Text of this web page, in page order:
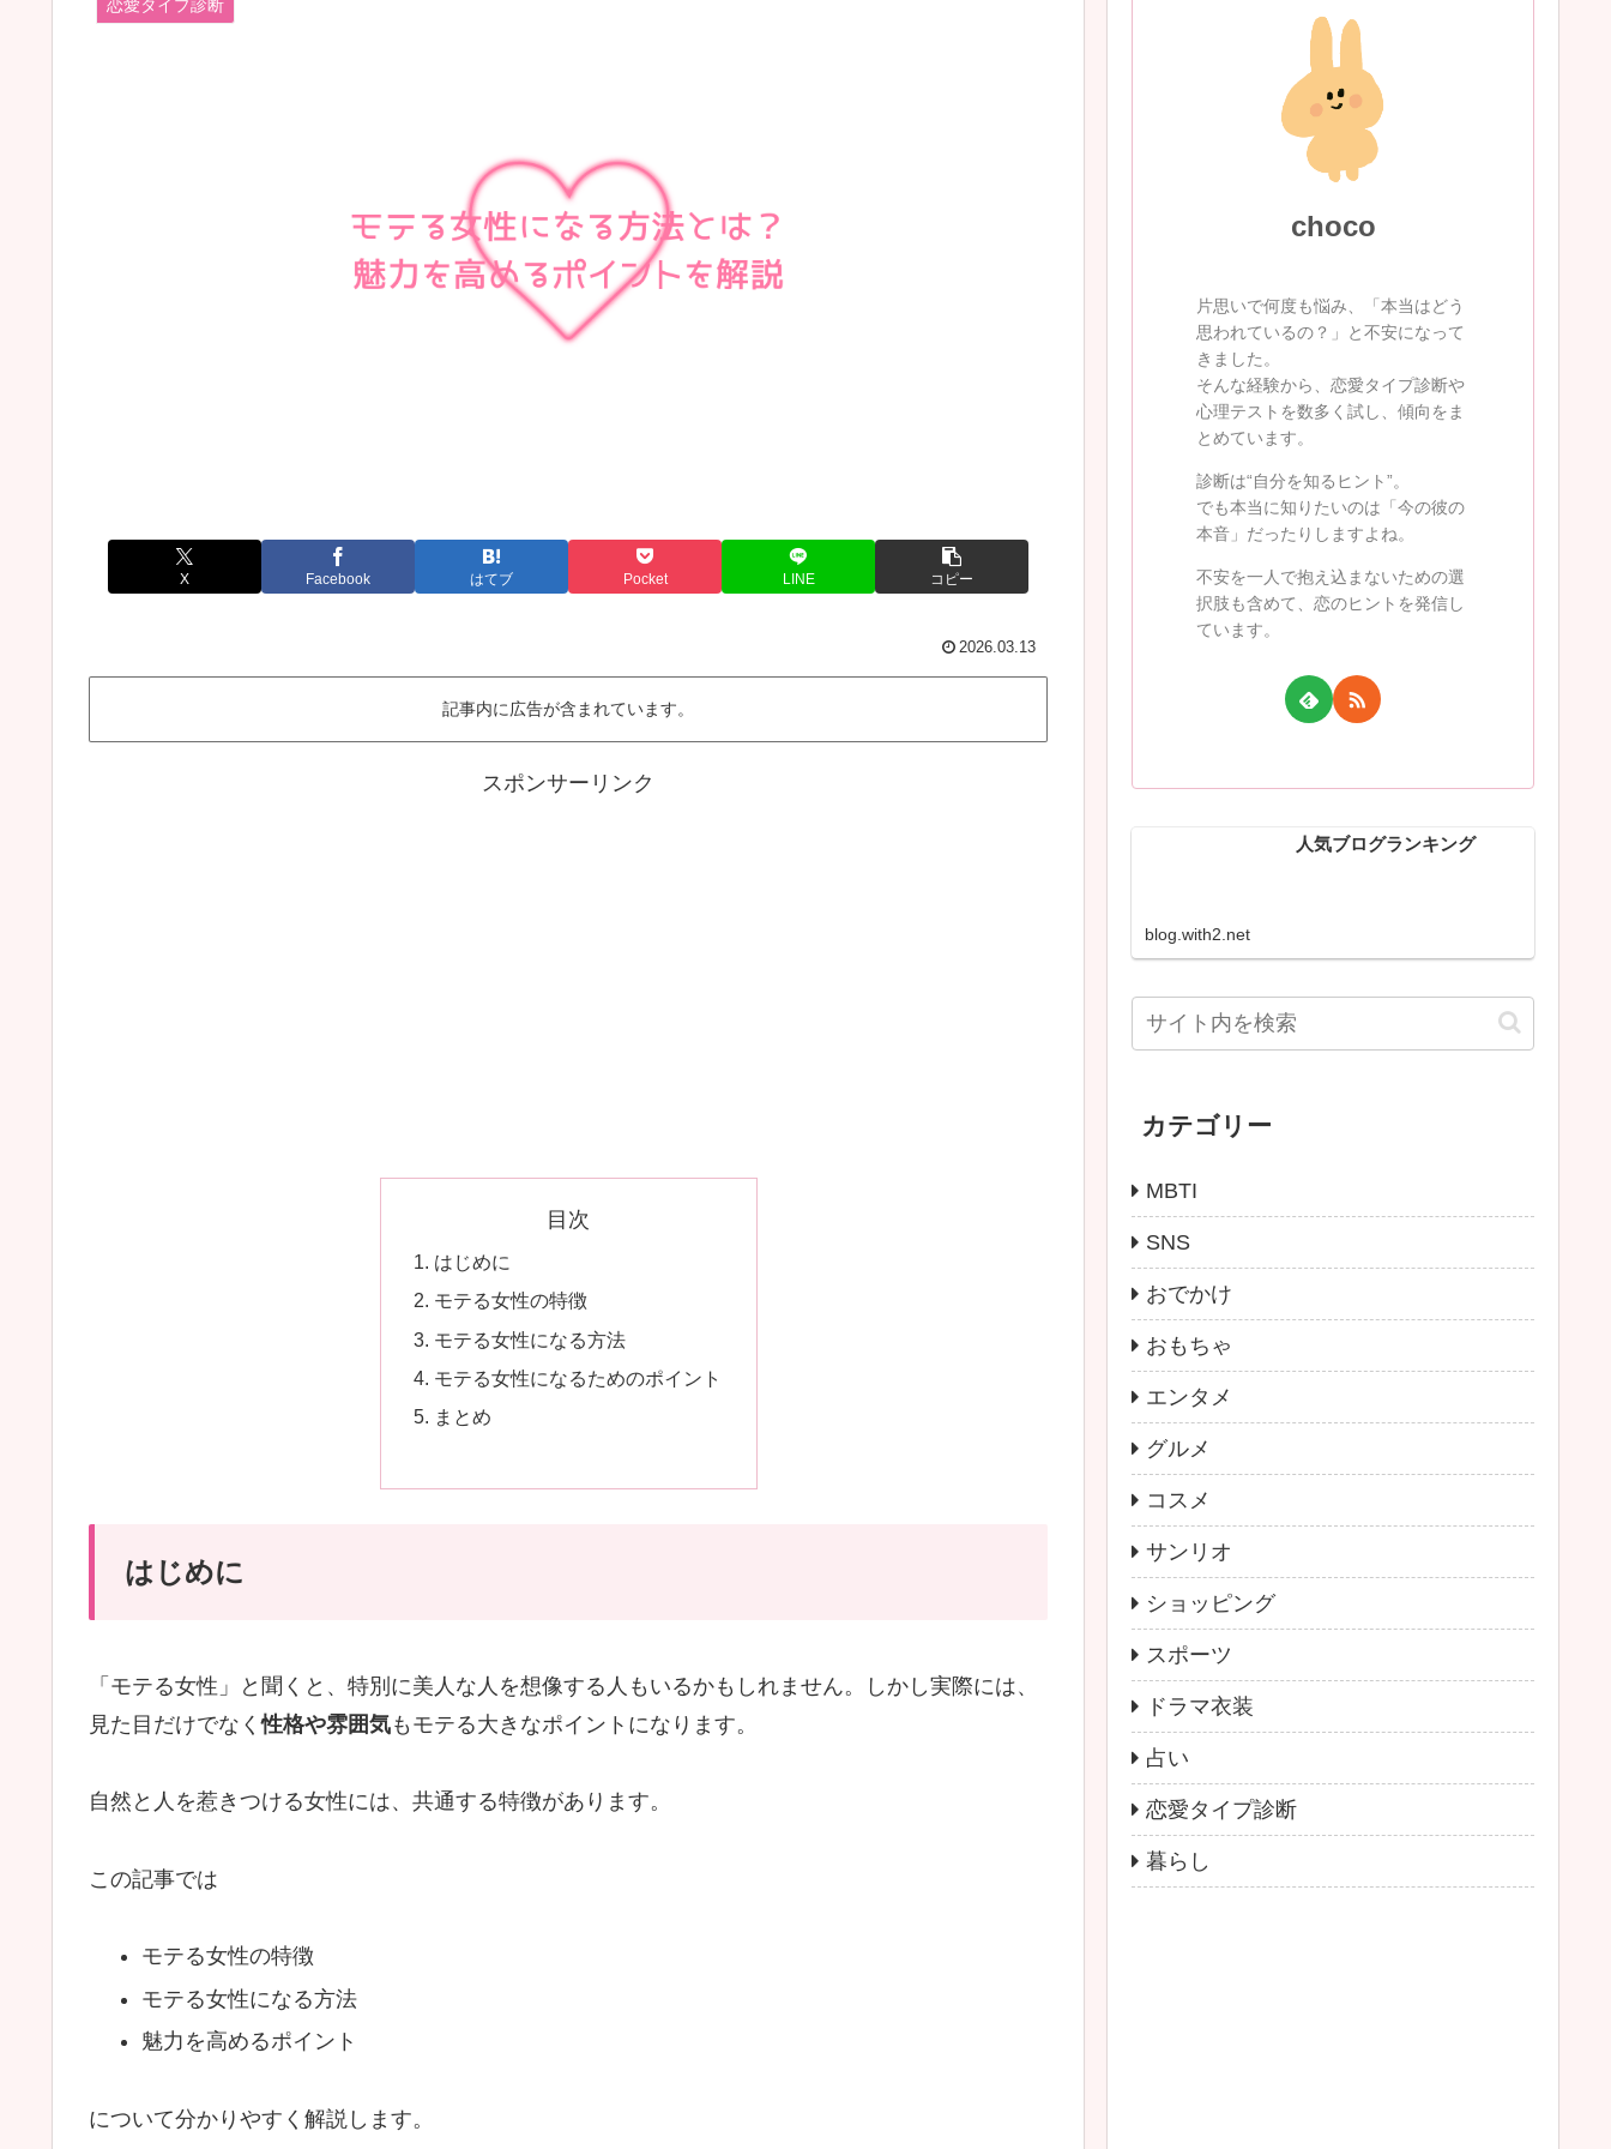
恋愛タイプ診断
X Facebook はてブ Pocket LINE コピー
2026.03.13
記事内に広告が含まれています。
スポンサーリンク
目次
はじめに
モテる女性の特徴
モテる女性になる方法
モテる女性になるためのポイント
まとめ
はじめに
「モテる女性」と聞くと、特別に美人な人を想像する人もいるかもしれません。しかし実際には、
見た目だけでなく性格や雰囲気もモテる大きなポイントになります。
自然と人を惹きつける女性には、共通する特徴があります。
この記事では
モテる女性の特徴
モテる女性になる方法
魅力を高めるポイント
について分かりやすく解説します。
choco
片思いで何度も悩み、「本当はどう
思われているの？」と不安になって
きました。
そんな経験から、恋愛タイプ診断や
心理テストを数多く試し、傾向をま
とめています。
診断は“自分を知るヒント”。
でも本当に知りたいのは「今の彼の
本音」だったりしますよね。
不安を一人で抱え込まないための選
択肢も含めて、恋のヒントを発信し
ています。
人気ブログランキング
blog.with2.net
カテゴリー
MBTI
SNS
おでかけ
おもちゃ
エンタメ
グルメ
コスメ
サンリオ
ショッピング
スポーツ
ドラマ衣装
占い
恋愛タイプ診断
暮らし